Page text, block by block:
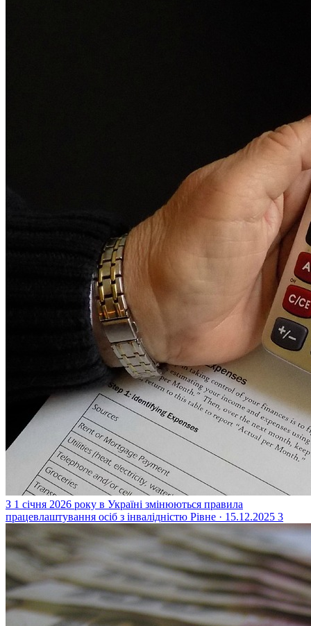
З 1 січня 2026 року в Україні змінюються правила
працевлаштування осіб з інвалідністю Рівне · 15.12.2025 3